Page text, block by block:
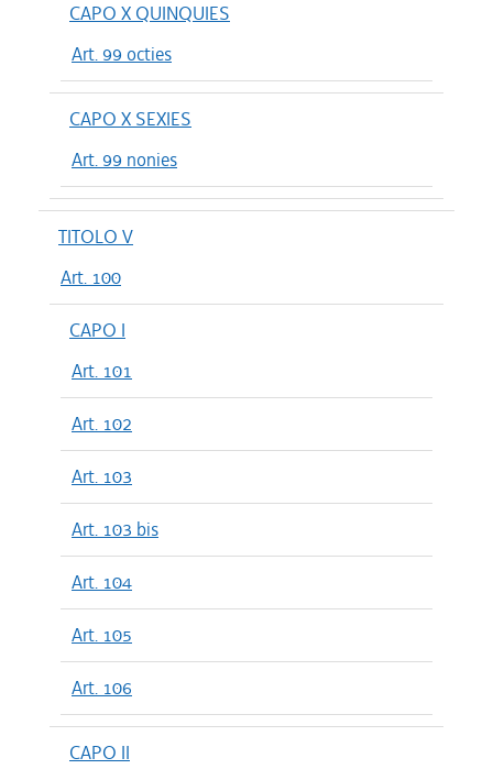
CAPO X QUINQUIES
Art. 99 octies
CAPO X SEXIES
Art. 99 nonies
TITOLO V
Art. 100
CAPO I
Art. 101
Art. 102
Art. 103
Art. 103 bis
Art. 104
Art. 105
Art. 106
CAPO II